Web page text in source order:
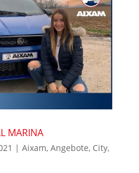
MARINA
| Aixam, Angebote, City,